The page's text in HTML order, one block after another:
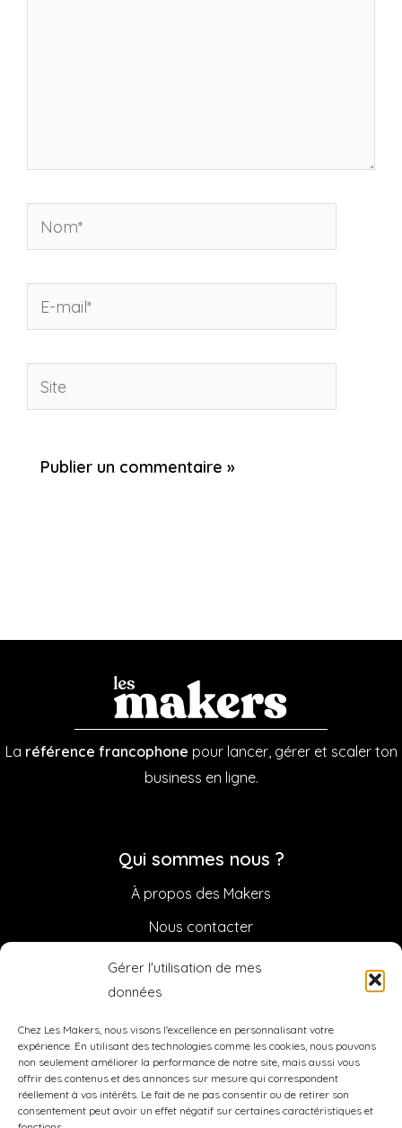
Gérer l'utilisation de mes
données
Chez Les Makers, nous visons l'excellence en personnalisant votre
expérience. En utilisant des technologies comme les cookies, nous pouvons
non seulement améliorer la performance de notre site, mais aussi vous
offrir des contenus et des annonces sur mesure qui correspondent
réellement à vos intérêts. Le fait de ne pas consentir ou de retirer son
consentement peut avoir un effet négatif sur certaines caractéristiques et
Nom*
mail*
Site
La référence francophone pour lancer, gérer et scaler ton
business en ligne.
Qui sommes nous ?
À propos des Makers
Nous contacter
Sponsoriser la Newsletter
Mentions légales
CGV / CGU
Politique de confidentialité